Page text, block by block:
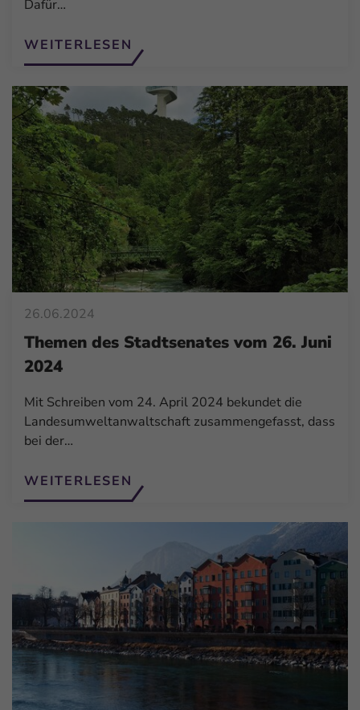
Dafür…
WEITERLESEN
26.06.2024
Themen des Stadtsenates vom 26. Juni
2024
Mit Schreiben vom 24. April 2024 bekundet die
Landesumweltanwaltschaft zusammengefasst, dass
bei der…
WEITERLESEN